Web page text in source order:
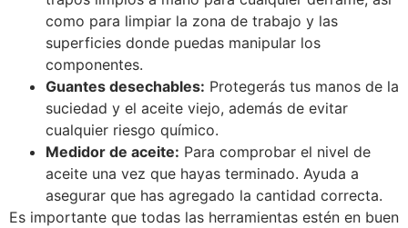
como para limpiar la zona de trabajo y las
superficies donde puedas manipular los
componentes.
Guantes desechables: Protegerás tus manos de la
suciedad y el aceite viejo, además de evitar
cualquier riesgo químico.
Medidor de aceite: Para comprobar el nivel de
aceite una vez que hayas terminado. Ayuda a
asegurar que has agregado la cantidad correcta.
Es importante que todas las herramientas estén en buen